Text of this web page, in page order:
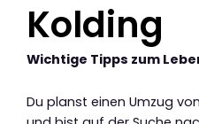
Kolding
Wichtige Tipps zum
Du planst einen Umzug